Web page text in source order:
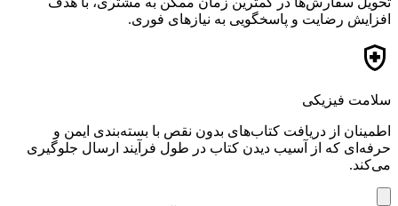
افزایش رضایت و پاسخگویی به نیازهای فوری.
سلامت فیزیکی
اطمینان از دریافت کتاب‌های بدون نقص با بسته‌بندی ایمن و
حرفه‌ای که از آسیب دیدن کتاب در طول فرآیند ارسال جلوگیری
می‌کند.